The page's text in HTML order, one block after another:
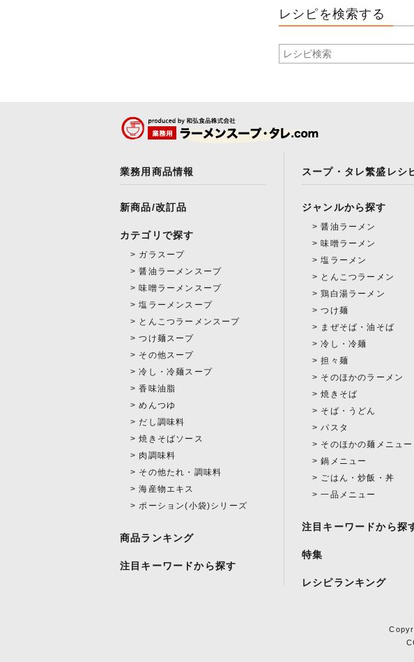
レシピを検索する
業務用商品情報
新商品/改訂品
カテゴリで探す
ガラスープ
醤油ラーメンスープ
味噌ラーメンスープ
塩ラーメンスープ
とんこつラーメンスープ
つけ麺スープ
その他スープ
冷し・冷麺スープ
香味油脂
めんつゆ
だし調味料
焼きそばソース
肉調味料
その他たれ・調味料
海産物エキス
ポーション(小袋)シリーズ
商品ランキング
注目キーワードから探す
スープ・タレ繁盛レシ
ジャンルから探す
醤油ラーメン
味噌ラーメン
塩ラーメン
とんこつラーメン
鶏白湯ラーメン
つけ麺
まぜそば・油そば
冷し・冷麺
担々麺
そのほかのラーメン
焼きそば
そば・うどん
パスタ
そのほかの麺メニュー
鍋メニュー
ごはん・炒飯・丼
一品メニュー
注目キーワードから探
特集
レシピランキング